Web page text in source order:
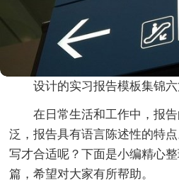
设计的实习报告模板集锦
在日常生活和工作中，报
泛，报告具有语言陈述性的特
写才合适呢？下面是小编精心
篇，希望对大家有所帮助。